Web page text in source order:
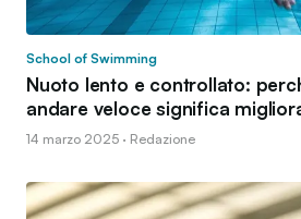
School of Swimming
Nuoto lento e controllato:
andare veloce significa
14 marzo 2025 · Redazione